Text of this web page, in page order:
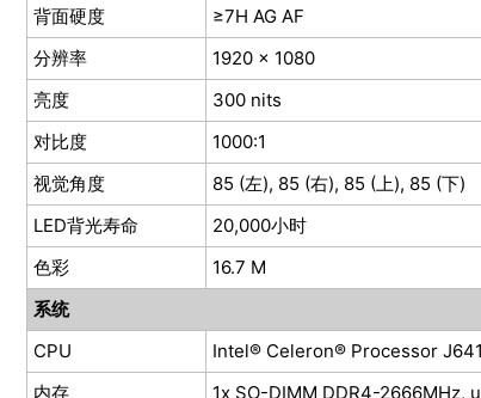
背面硬度
≥7H AG AF
分辨率
1920 x 1080
亮度
300 nits
对比度
1000:1
视觉角度
85 (左), 85 (右), 85 (上), 85 (下)
LED背光寿命
20,000小时
色彩
16.7 M
系统
CPU
Intel® Celeron® Processor
内存
1x SO-DIMM DDR4-2666MHz,